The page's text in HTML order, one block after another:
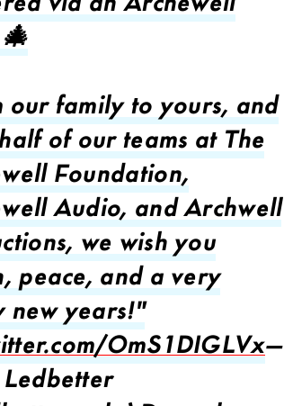
via an Archewell
🎄
our family to yours, and
of our teams at The
Foundation,
Audio, and Archwell
we wish you
peace, and a very
new years!"
OmS1DIGLVx—